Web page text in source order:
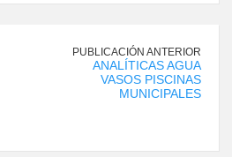
PUBLICACIÓN ANTERIOR
ANALÍTICAS AGUA
VASOS PISCINAS
MUNICIPALES